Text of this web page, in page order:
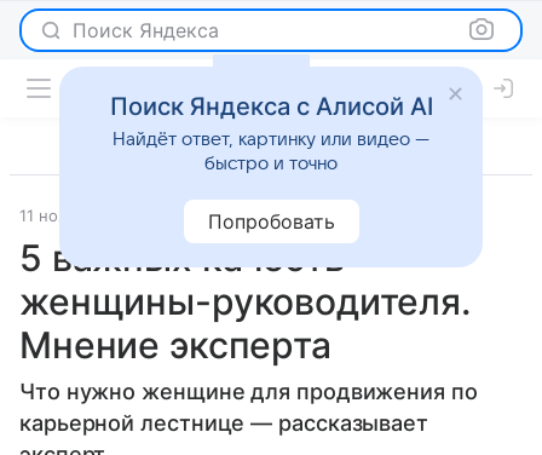
Поиск Яндекса
11 ноября 2024 О важном
5 важных качеств
женщины-руководителя.
Мнение эксперта
Что нужно женщине для продвижения по
карьерной лестнице — рассказывает
Поиск Яндекса с Алисой AI
Найдёт ответ, картинку или видео —
быстро и точно
Попробовать